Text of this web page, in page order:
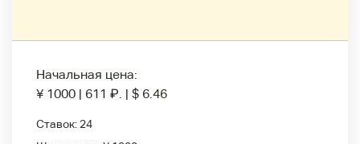
Начальная цена:
¥ 1000 | 611 ₽. | $ 6.46
Ставок: 24